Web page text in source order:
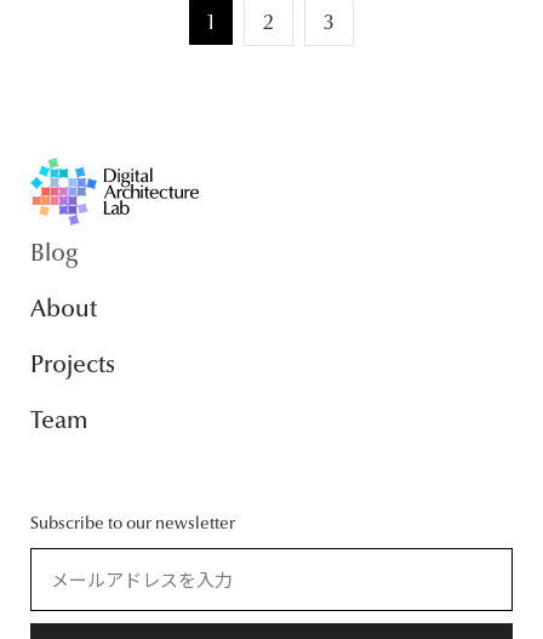
1 2 3
Blog
About
Projects
Team
Subscribe to our newsletter